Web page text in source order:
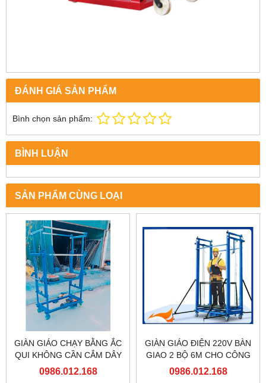
ĐÁNH GIÁ SẢN PHẨM
Bình chọn sản phẩm:
BÌNH LUẬN
SẢN PHẨM CÙNG LOẠI
GIÀN GIÁO CHẠY BẰNG ẮC
QUI KHÔNG CẦN CẮM DÂY
ĐIỆN
0986.012.168
GIÀN GIÁO ĐIỆN 220V BÀN
GIAO 2 BỘ 6M CHO CÔNG
TY TNHH MỘT THÀNH VIÊN
0986.012.168